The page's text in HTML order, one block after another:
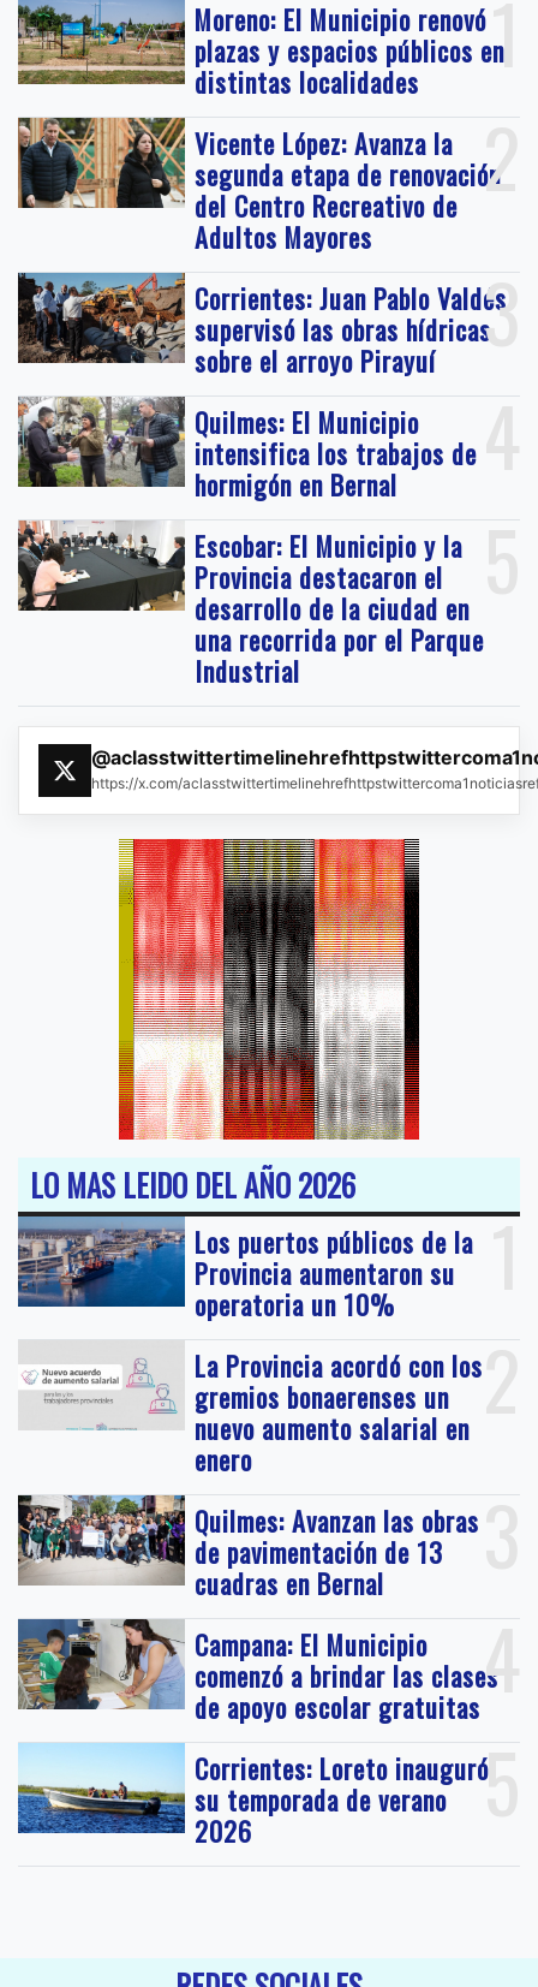
1
Moreno: El Municipio renovó
plazas y espacios públicos en
distintas localidades
2
Vicente López: Avanza la
segunda etapa de renovación
del Centro Recreativo de
Adultos Mayores
3
Corrientes: Juan Pablo Valdés
supervisó las obras hídricas
sobre el arroyo Pirayuí
4
Quilmes: El Municipio
intensifica los trabajos de
hormigón en Bernal
5
Escobar: El Municipio y la
Provincia destacaron el
desarrollo de la ciudad en
una recorrida por el Parque
Industrial
https://x.com/
LO MAS LEIDO DEL AÑO 2026
1
Los puertos públicos de la
Provincia aumentaron su
operatoria un 10%
2
La Provincia acordó con los
gremios bonaerenses un
nuevo aumento salarial en
enero
3
Quilmes: Avanzan las obras
de pavimentación de 13
cuadras en Bernal
4
Campana: El Municipio
comenzó a brindar las clases
de apoyo escolar gratuitas
5
Corrientes: Loreto inauguró
su temporada de verano
2026